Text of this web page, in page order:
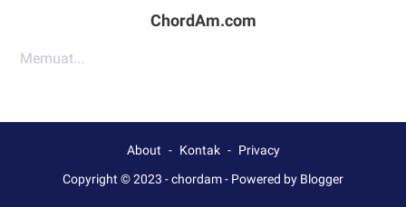
ChordAm.com
Memuat...
About Kontak
Privacy
Copyright © 2023 -chordam- Powered by Blogger